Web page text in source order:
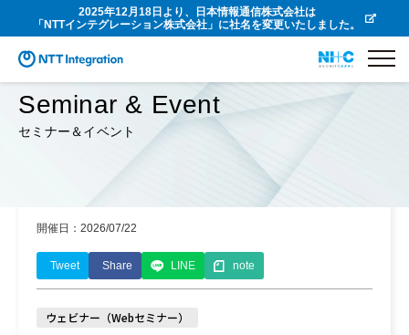
2025年12月18日より、日本情報通信株式会社は
「NTTインテグレーション株式会社」に社名を変更いたしました。
Seminar & Event
セミナー＆イベント
開催日：2026/07/22
Tweet Share LINE note
ウェビナー（Webセミナー）